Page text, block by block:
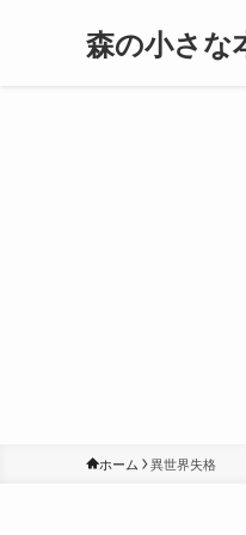
森の小さな
ホーム 異世界失格